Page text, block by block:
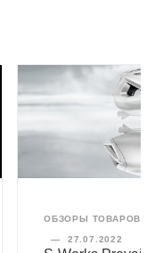
ОБЗОРЫ ТОВАРОВ
— 27.07.2022